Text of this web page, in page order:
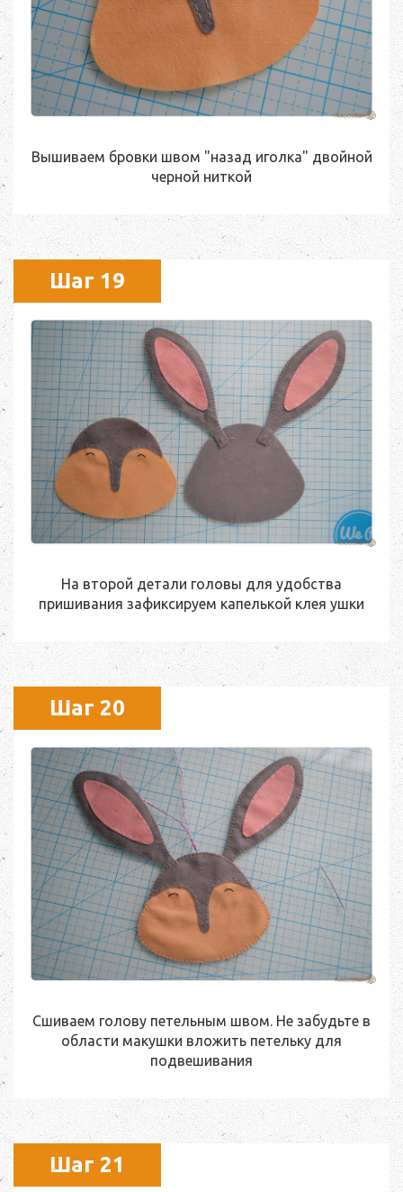
Вышиваем бровки швом "назад иголка" двойной
черной ниткой
Шаг 19
На второй детали головы для удобства
пришивания зафиксируем капелькой клея ушки
Шаг 20
Сшиваем голову петельным швом. Не забудьте в
области макушки вложить петельку для
подвешивания
Шаг 21